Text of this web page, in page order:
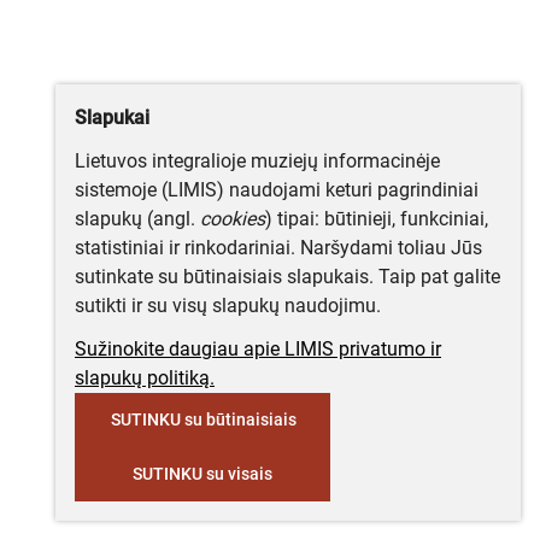
Slapukai
Lietuvos integralioje muziejų informacinėje
sistemoje (LIMIS) naudojami keturi pagrindiniai
slapukų (angl. cookies) tipai: būtinieji, funkciniai,
statistiniai ir rinkodariniai. Naršydami toliau Jūs
sutinkate su būtinaisiais slapukais. Taip pat galite
sutikti ir su visų slapukų naudojimu.
Sužinokite daugiau apie LIMIS privatumo ir
slapukų politiką.
SUTINKU su būtinaisiais
SUTINKU su visais